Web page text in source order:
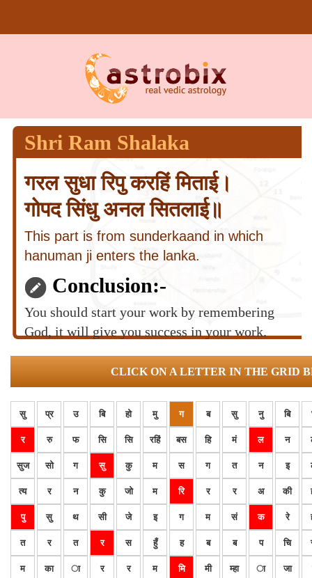
Shri Ram Shalaka
गरल सुधा रिपु करहिं मिताई।
गोपद सिंधु अनल सितलाई॥
This part is from sunderkaand in which
hanuman ji enters the lanka.
Conclusion:-
You should start your work by remembering
God, it will give you success in your work.
CLICK ON A LETTER IN THE GRID
सु प्र उ बि हो मु ग ब सु नु बि
र रु फ सि सि रहिं बस हि मं ल न
सुज सो ग सु कु म स ग त न इ
त्य र न कु जो म रि र र अ की
पु सु थ सी जे इ ग म सं क रे
त र त र स हुँ ह ब ब प चि
म का ा र र म मि मी म्हा ा जा